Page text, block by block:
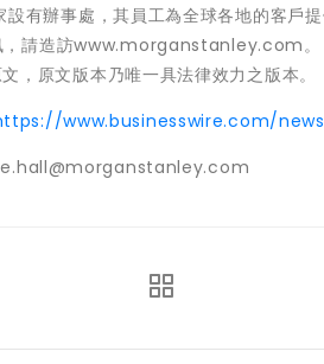
有辦事處，其員工為全球各地的客戶
請造訪www.morganstanley.com。
，原文版本乃唯一具法律效力之版本。
www.businesswire.com/